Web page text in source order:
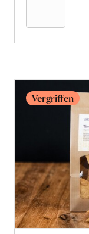
Vergriffen